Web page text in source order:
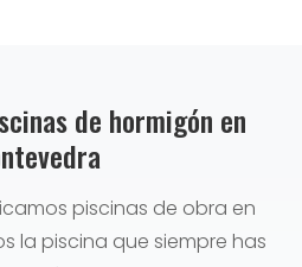
de hormigón en
piscinas de obra en
la piscina que siempre has